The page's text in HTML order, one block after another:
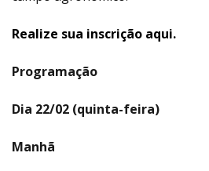
Realize sua inscrição aqui.
Programação
Dia 22/02 (quinta-feira)
Manhã